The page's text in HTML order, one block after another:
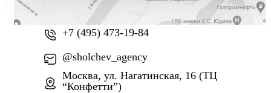
+7 (800) 777-61-74
+7 (495) 473-19-84
@sholchev_agency
Москва, ул. Нагатинская, 16 (ТЦ
“Конфетти”)